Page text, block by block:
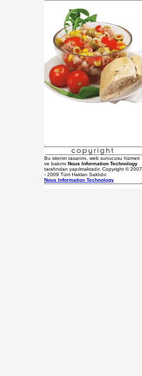
Bu sitenin tasarımı, web sunucusu hizmeti
ve bakımı Nous Information Technology
tarafından yapılmaktadır. Copyright © 2007
- 2009 Tüm Hakları Saklıdır.
Nous Information Technology